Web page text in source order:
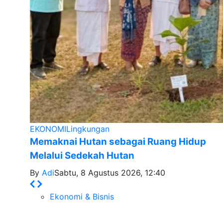
EKONOMILingkungan
Memaknai Hutan sebagai Ruang Hidup
Melalui Sedekah Hutan
By AdiSabtu, 8 Agustus 2026, 12:40
Ekonomi & Bisnis